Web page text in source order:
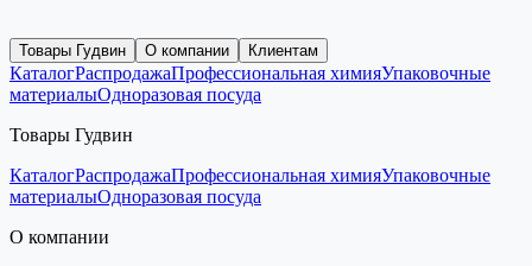
Товары Гудвин О компании Клиентам
КаталогРаспродажаПрофессиональная химияУпаковочные
материалыОдноразовая посуда
Товары Гудвин
КаталогРаспродажаПрофессиональная химияУпаковочные
материалыОдноразовая посуда
О компании